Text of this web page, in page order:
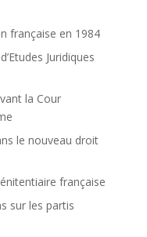
française en 1984
Juridiques
la Cour
le nouveau droit
française
sur les partis